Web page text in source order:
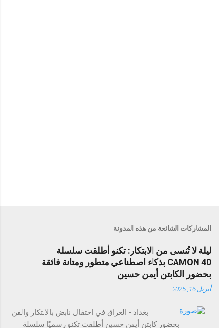
المشاركات الشائعة من هذه المدونة
ليلة لا تُنسى من الابتكار: تكنو أطلقت سلسلة
CAMON 40 بذكاء اصطناعي متطور ومتانة فائقة
بحضور الكابتن أيمن حسين
أبريل 16, 2025
بغداد - العراق في احتفال نابض بالابتكار والفن
بحضور كابتن أيمن حسين أطلقت تكنو رسميًا سلسلة